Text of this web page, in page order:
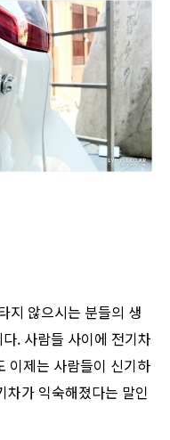
지 않으시는 분들의 생
. 사람들 사이에 전기차
이제는 사람들이 신기하
가 익숙해졌다는 말인